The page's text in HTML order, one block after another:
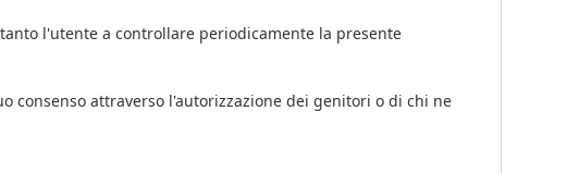
l'utente a controllare periodicamente la presente
consenso attraverso l'autorizzazione dei genitori o di chi ne